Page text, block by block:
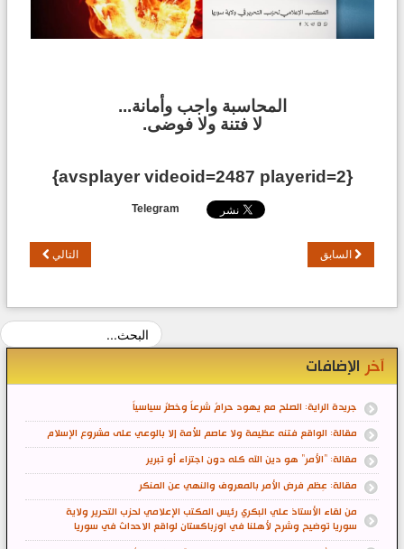
المحاسبة واجب وأمانة...
لا فتنة ولا فوضى.
{avsplayer videoid=2487 playerid=2}
Telegram
السابق التالي
آخر الإضافات
جريدة الراية: الصلح مع يهود حرامٌ شرعاً وخطرٌ سياسياً
مقالة: الواقع فتنه عظيمة ولا عاصم للأمة إلا بالوعي على مشروع الإسلام
مقالة: "الأمر" هو دين الله كله دون اجتزاء أو تبرير
مقالة: عِظم فرض الأمر بالمعروف والنهي عن المنكر
من لقاء الأستاذ علي البكري رئيس المكتب الإعلامي لحزب التحرير ولاية
سوريا توضيح وشرح لأهلنا في اوزباكستان لواقع الاحداث في سوريا